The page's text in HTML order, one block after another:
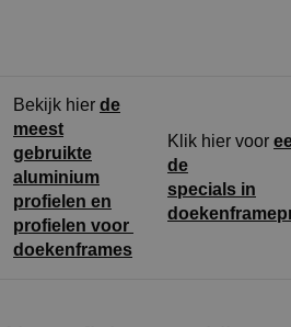
Bekijk hier de
meest
gebruikte
aluminium
profielen en
profielen voor
doekenframes
Klik hier voor
de
specials in